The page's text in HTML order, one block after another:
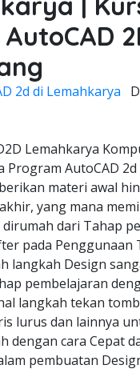
2d di Lemahkarya
Lemahkarya
Program AutoCAD
materi awal
yang mana
dari Tahap
pada
langkah Design
pembelajaran
langkah tekan
lurus dan lainnya
dengan cara Cepat
pembuatan